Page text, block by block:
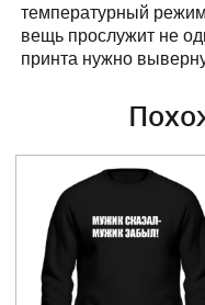
температурный
вещь прослужит не
принта нужно